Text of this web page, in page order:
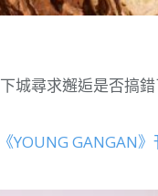
城尋求邂逅是否搞
YOUNG GANGAN